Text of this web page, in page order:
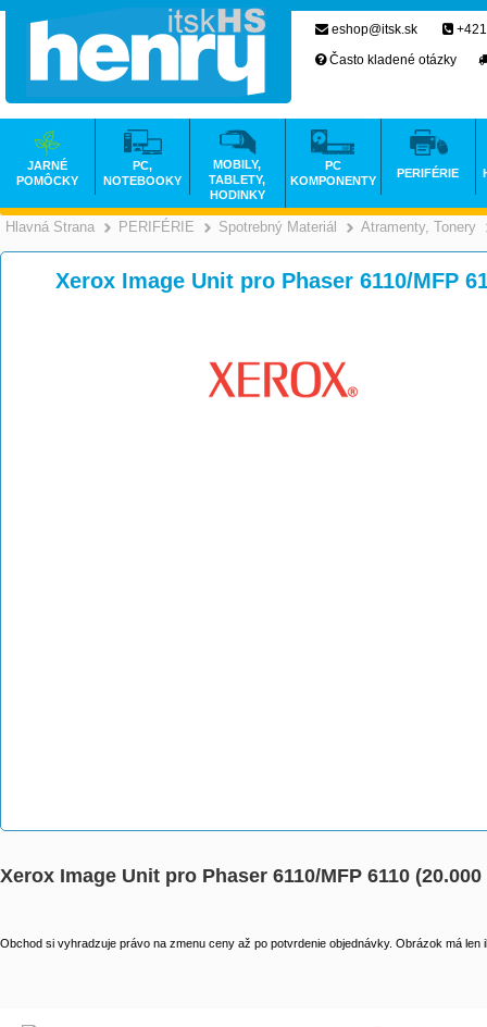
Hlavná Strana >
PERIFÉRIE >
Spotrebný Materiál >
Atramenty, Tonery
Xerox Image Unit pro Phaser 6110/MFP
Xerox Image Unit pro Phaser 6110/MFP 6110 (20.000
Obchod si vyhradzuje právo na zmenu ceny až po potvrdenie objednávky. Obrázok má len
eshop@itsk.sk
Často kladené otázky
JARNÉ
POMÔCKY
PC,
NOTEBOOKY
MOBILY,
TABLETY,
HODINKY
PC
KOMPONENTY
PERIFÉRIE